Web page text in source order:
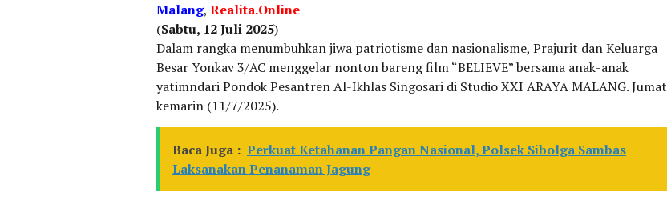
Malang, Realita.Online
(Sabtu, 12 Juli 2025)
Dalam rangka menumbuhkan jiwa patriotisme dan nasionalisme, Prajurit dan Keluarga
Besar Yonkav 3/AC menggelar nonton bareng film “BELIEVE” bersama anak-anak
yatimndari Pondok Pesantren Al-Ikhlas Singosari di Studio XXI ARAYA MALANG. Jumat
kemarin (11/7/2025).
Baca Juga : Perkuat Ketahanan Pangan Nasional, Polsek Sibolga Sambas
Laksanakan Penanaman Jagung